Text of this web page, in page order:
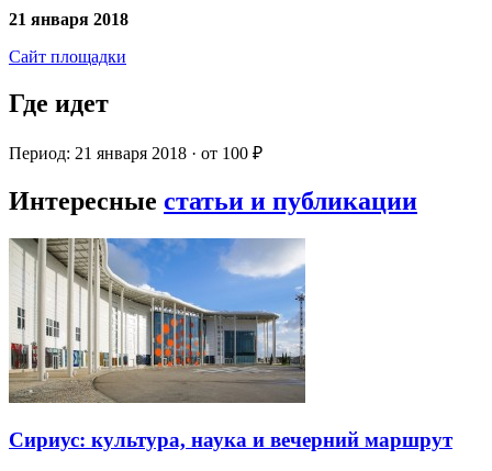
21 января 2018
Сайт площадки
Где идет
Период: 21 января 2018 · от 100 ₽
Интересные статьи и публикации
Сириус: культура, наука и вечерний маршрут